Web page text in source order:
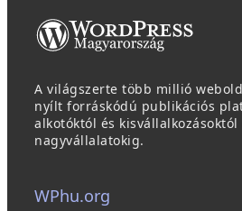
A világszerte több millió
nyílt forráskódú publikációs
alkotóktól és kisvállalkozásoktól
nagyvállalatokig.
WPhu.org